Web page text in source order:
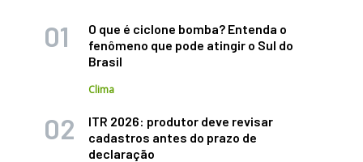
O que é ciclone bomba? Entenda o
fenômeno que pode atingir o Sul do
Brasil
Clima
ITR 2026: produtor deve revisar
cadastros antes do prazo de
declaração